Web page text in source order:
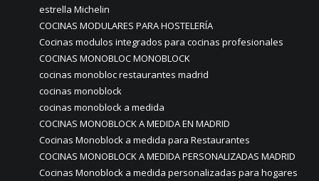
estrella Michelin
COCINAS MODULARES PARA HOSTELERÍA
Cocinas modulos integrados para cocinas profesionales
COCINAS MONOBLOC MONOBLOCK
cocinas monobloc restaurantes madrid
cocinas monoblock
cocinas monoblock a medida
COCINAS MONOBLOCK A MEDIDA EN MADRID
Cocinas Monoblock a medida para Restaurantes
COCINAS MONOBLOCK A MEDIDA PERSONALIZADAS MADRID
Cocinas Monoblock a medida personalizadas para hogares